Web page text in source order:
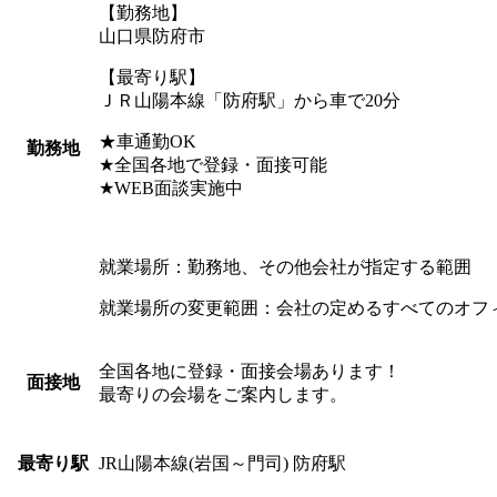
勤務地
【勤務地】
山口県防府市
【最寄り駅】
ＪＲ山陽本線「防府駅」から車で20分
★車通勤OK
★全国各地で登録・面接可能
★WEB面談実施中
就業場所：勤務地、その他会社が指定する範囲
就業場所の変更範囲：会社の定めるすべてのオフ
面接地
全国各地に登録・面接会場あります！
最寄りの会場をご案内します。
最寄り駅 JR山陽本線(岩国～門司) 防府駅